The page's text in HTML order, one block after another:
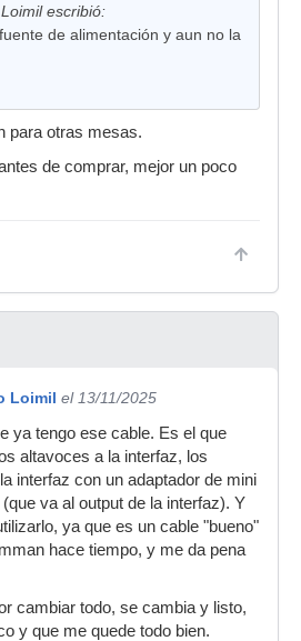
escribió:
de alimentación y aun no la
para otras mesas.
de comprar, mejor un poco
Loimil el 13/11/2025
ya tengo ese cable. Es el que
altavoces a la interfaz, los
interfaz con un adaptador de mini
va al output de la interfaz). Y
ya que es un cable "bueno"
hace tiempo, y me da pena
cambiar todo, se cambia y listo,
y que me quede todo bien.